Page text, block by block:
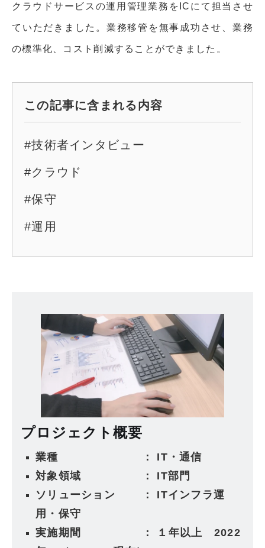
クラウドサービスの運用管理業務をICにて担当させ
ていただきました。業務移管を無事成功させ、業務
の標準化、コスト削減することができました。
この記事に含まれる内容
#技術者インタビュー
#クラウド
#保守
#運用
プロジェクト概要
業種 ： IT・通信
対象領域 ： IT部門
ソリューション ： ITインフラ運
用・保守
実施期間 ： １年以上 2022